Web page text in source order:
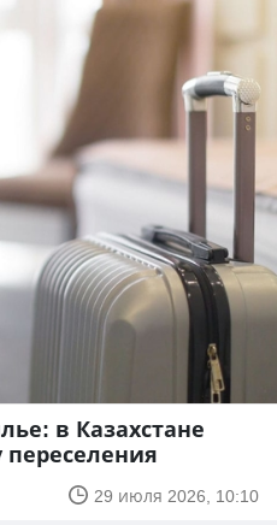
в Казахстане
29 июля 2026, 10:10